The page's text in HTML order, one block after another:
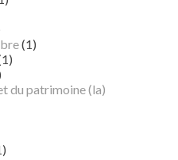
(1)
du patrimoine (la)